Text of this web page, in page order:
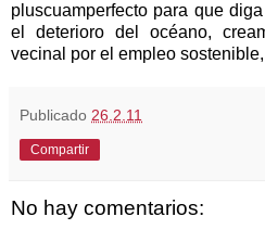
pluscuamperfecto para que
el deterioro del océano,
vecinal por el empleo
Publicado 26.2.11
Compartir
No hay comentarios: